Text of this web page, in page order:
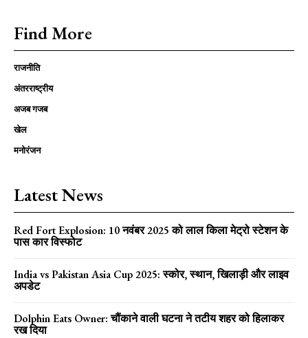
Find More
राजनीति
अंतरराष्ट्रीय
अजब गजब
खेल
मनोरंजन
Latest News
Red Fort Explosion: 10 नवंबर 2025 को लाल किला मेट्रो स्टेशन के
पास कार विस्फोट
India vs Pakistan Asia Cup 2025: स्कोर, स्थान, खिलाड़ी और लाइव
अपडेट
Dolphin Eats Owner: चौंकाने वाली घटना ने तटीय शहर को हिलाकर
रख दिया